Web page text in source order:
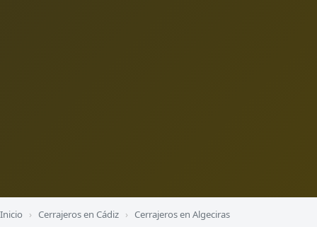
Inicio › Cerrajeros en Cádiz › Cerrajeros en Algeciras